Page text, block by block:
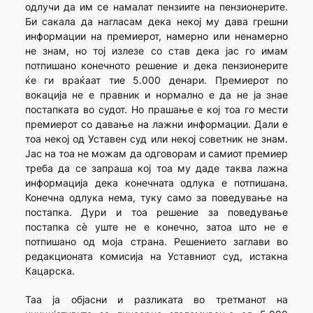
одлучи да им се намалат пензиите на пензионерите.
Би сакала да нагласам дека некој му дава грешни
информации на премиерот, намерно или ненамерно
не знам, но тој излезе со став дека јас го имам
потпишано конечното решение и дека пензионерите
ќе ги враќаат тие 5.000 денари. Премиерот по
вокација не е правник и нормално е да не ја знае
постапката во судот. Но прашање е кој тоа го мести
премиерот со давање на лажни информации. Дали е
тоа некој од Уставен суд или некој советник не знам.
Јас на тоа не можам да одговорам и самиот премиер
треба да се запраша кој тоа му даде таква лажна
информација дека конечната одлука е потпишана.
Конечна одлука нема, туку само за поведување на
постапка. Дури и тоа решение за поведување
постапка сè уште не е конечно, затоа што не е
потпишано од моја страна. Решението заглави во
редакционата комисија на Уставниот суд, истакна
Кацарска.
Таа ја објасни и разликата во третманот на